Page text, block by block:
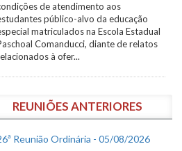
de atendimento aos
público-alvo da educação
matriculados na Escola Estadual
Comanducci, diante de relatos
à ofer...
REUNIÕES ANTERIORES
Reunião Ordinária - 05/08/2026